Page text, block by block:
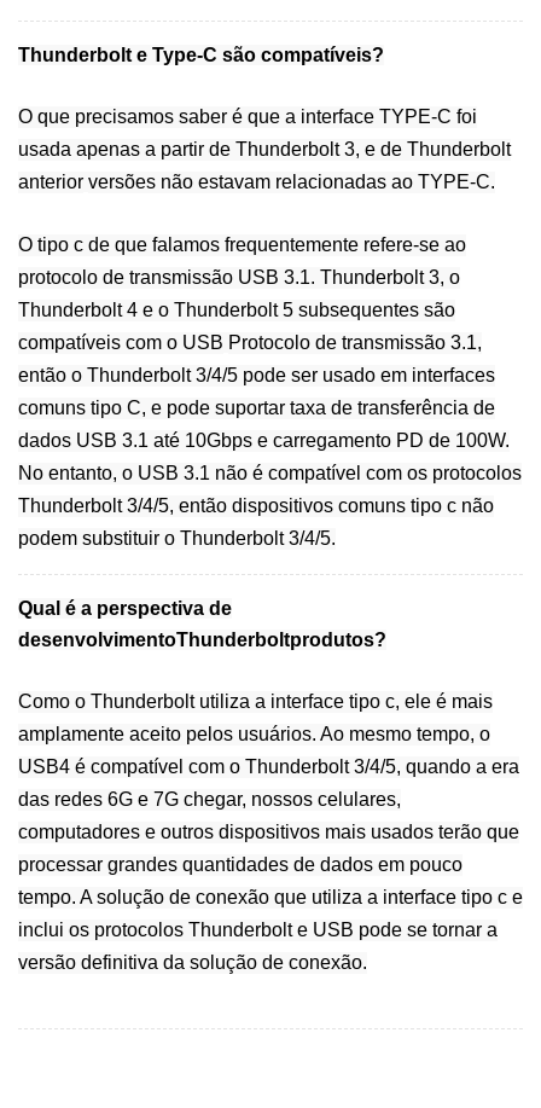
Thunderbolt e Type-C são compatíveis?
O que precisamos saber é que a interface TYPE-C foi
usada apenas a partir de Thunderbolt 3, e de Thunderbolt
anterior versões não estavam relacionadas ao TYPE-C.
O tipo c de que falamos frequentemente refere-se ao
protocolo de transmissão USB 3.1. Thunderbolt 3, o
Thunderbolt 4 e o Thunderbolt 5 subsequentes são
compatíveis com o USB Protocolo de transmissão 3.1,
então o Thunderbolt 3/4/5 pode ser usado em interfaces
comuns tipo C, e pode suportar taxa de transferência de
dados USB 3.1 até 10Gbps e carregamento PD de 100W.
No entanto, o USB 3.1 não é compatível com os protocolos
Thunderbolt 3/4/5, então dispositivos comuns tipo c não
podem substituir o Thunderbolt 3/4/5.
Qual é a perspectiva de
desenvolvimentoThunderboltprodutos?
Como o Thunderbolt utiliza a interface tipo c, ele é mais
amplamente aceito pelos usuários. Ao mesmo tempo, o
USB4 é compatível com o Thunderbolt 3/4/5, quando a era
das redes 6G e 7G chegar, nossos celulares,
computadores e outros dispositivos mais usados terão que
processar grandes quantidades de dados em pouco
tempo. A solução de conexão que utiliza a interface tipo c e
inclui os protocolos Thunderbolt e USB pode se tornar a
versão definitiva da solução de conexão.